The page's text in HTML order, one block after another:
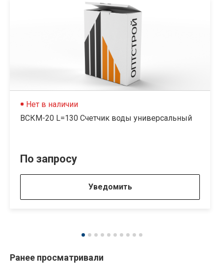
Нет в наличии
ВСКМ-20 L=130 Cчетчик воды универсальный
По запросу
Уведомить
Ранее просматривали